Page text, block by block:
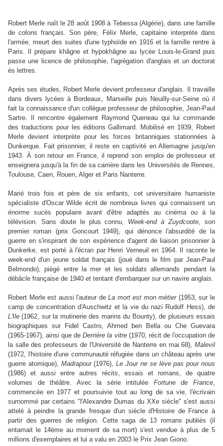
Robert Merle naît le 28 août 1908 à Tebessa (Algérie), dans une famille
de colons français. Son père, Félix Merle, capitaine interprète dans
l'armée, meurt des suites d'une typhoïde en 1916 et la famille rentre à
Paris. Il prépare khâgne et hypokhâgne au lycée Louis-le-Grand puis
passe une licence de philosophie, l'agrégation d'anglais et un doctorat
ès lettres.
Après ses études, Robert Merle devient professeur d'anglais. Il travaille
dans divers lycées à Bordeaux, Marseille puis Neuilly-sur-Seine où il
fait la connaissance d'un collègue professeur de philosophie, Jean-Paul
Sartre. Il rencontre également Raymond Queneau qui lui commande
des traductions pour les éditions Gallimard. Mobilisé en 1939, Robert
Merle devient interprète pour les forces britanniques stationnées à
Dunkerque. Fait prisonnier, il reste en captivité en Allemagne jusqu'en
1943. À son retour en France, il reprend son emploi de professeur et
enseignera jusqu'à la fin de sa carrière dans les Universités de Rennes,
Toulouse, Caen, Rouen, Alger et Paris Nanterre.
Marié trois fois et père de six enfants, cet universitaire humaniste
spécialiste d'Oscar Wilde écrit de nombreux livres qui connaissent un
énorme sucès populaire avant d'être adaptés au cinéma ou à la
télévision. Sans doute le plus connu, Week-end à Zuydcoote, son
premier roman (prix Goncourt 1949), qui dénonce l'absurdité de la
guerre en s'inspirant de son expérience d'agent de liaison prisonnier à
Dunkerke, est porté à l'écran par Henri Verneuil en 1964. Il raconte le
week-end d'un jeune soldat français (joué dans le film par Jean-Paul
Belmondo), piégé entre la mer et les soldats allemands pendant la
débâcle française de 1940 et tentant d'embarquer sur un navire anglais.
Robert Merle est aussi l'auteur deLa mort est mon métier(1953, sur le
camp de concentration d'Auschwitz et la vie du nazi Rudolf Hess), de
L'Ile (1962, sur la mutinerie des marins du Bounty), de plusieurs essais
biographiques sur Fidel Castro, Ahmed ben Bella ou Che Guevara
(1965-1967), ainsi que deDerrière la vitre(1970, récit de l'occupation de
la salle des professeurs de l'Université de Nanterre en mai 68), Malevil
(1972, l'histoire d'une communauté réfugiée dans un château après une
guerre atomique), Madrapour(1976),Le Jour ne se lève pas pour nous
(1986) et aussi entre autres récits, essais et romans, de quatre
volumes de théâtre. Avec la série intitulée Fortune de France,
commencée en 1977 et poursuivie tout au long de sa vie, l'écrivain
surnommé par certains "l'Alexandre Dumas du XXe siècle" s'est aussi
attelé à peindre la grande fresque d'un siècle d'Histoire de France à
partir des guerres de religion. Cette saga de 13 romans publiés (il
entamait le 14ème au moment de sa mort) s'est vendue à plus de 5
millions d'exemplaires et lui a valu en 2003 le Prix Jean Giono.